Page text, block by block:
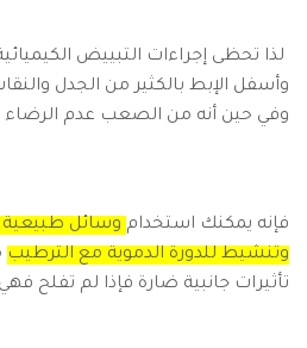
لذا تحظى إجراءات التبييض
وأسفل الإبط بالكثير من الجدل
وفي حين أنه من الصعب عدم
فإنه يمكنك استخدام وسائل طبيعية
وتنشيط للدورة الدموية مع الترطيب
تأثيرات جانبية ضارة فإذا لم تفلح